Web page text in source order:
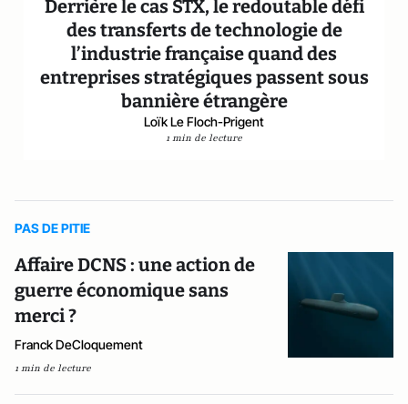
Derrière le cas STX, le redoutable défi
des transferts de technologie de
l’industrie française quand des
entreprises stratégiques passent sous
bannière étrangère
Loïk Le Floch-Prigent
1 min de lecture
PAS DE PITIE
Affaire DCNS : une action de
guerre économique sans
merci ?
Franck DeCloquement
1 min de lecture